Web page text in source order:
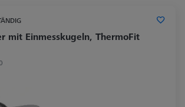
mit Einmesskugeln, ThermoFit